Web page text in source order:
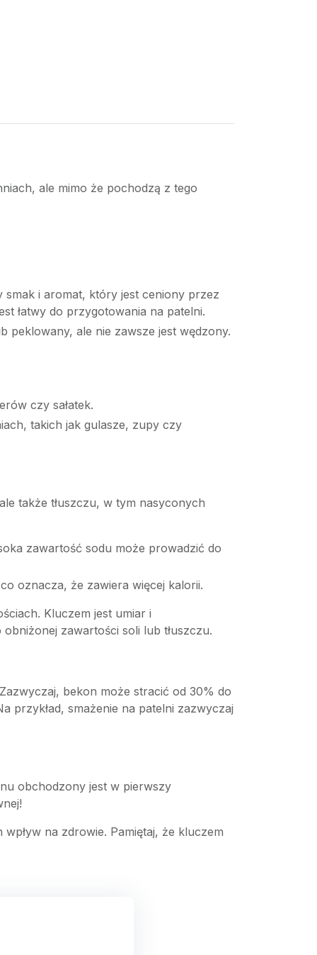
ale mimo że pochodzą z tego
i aromat, który jest ceniony przez
łatwy do przygotowania na patelni.
peklowany, ale nie zawsze jest wędzony.
czy sałatek.
takich jak gulasze, zupy czy
także tłuszczu, w tym nasyconych
zawartość sodu może prowadzić do
oznacza, że zawiera więcej kalorii.
Kluczem jest umiar i
zawartości soli lub tłuszczu.
bekon może stracić od 30% do
przykład, smażenie na patelni zazwyczaj
obchodzony jest w pierwszy
na zdrowie. Pamiętaj, że kluczem